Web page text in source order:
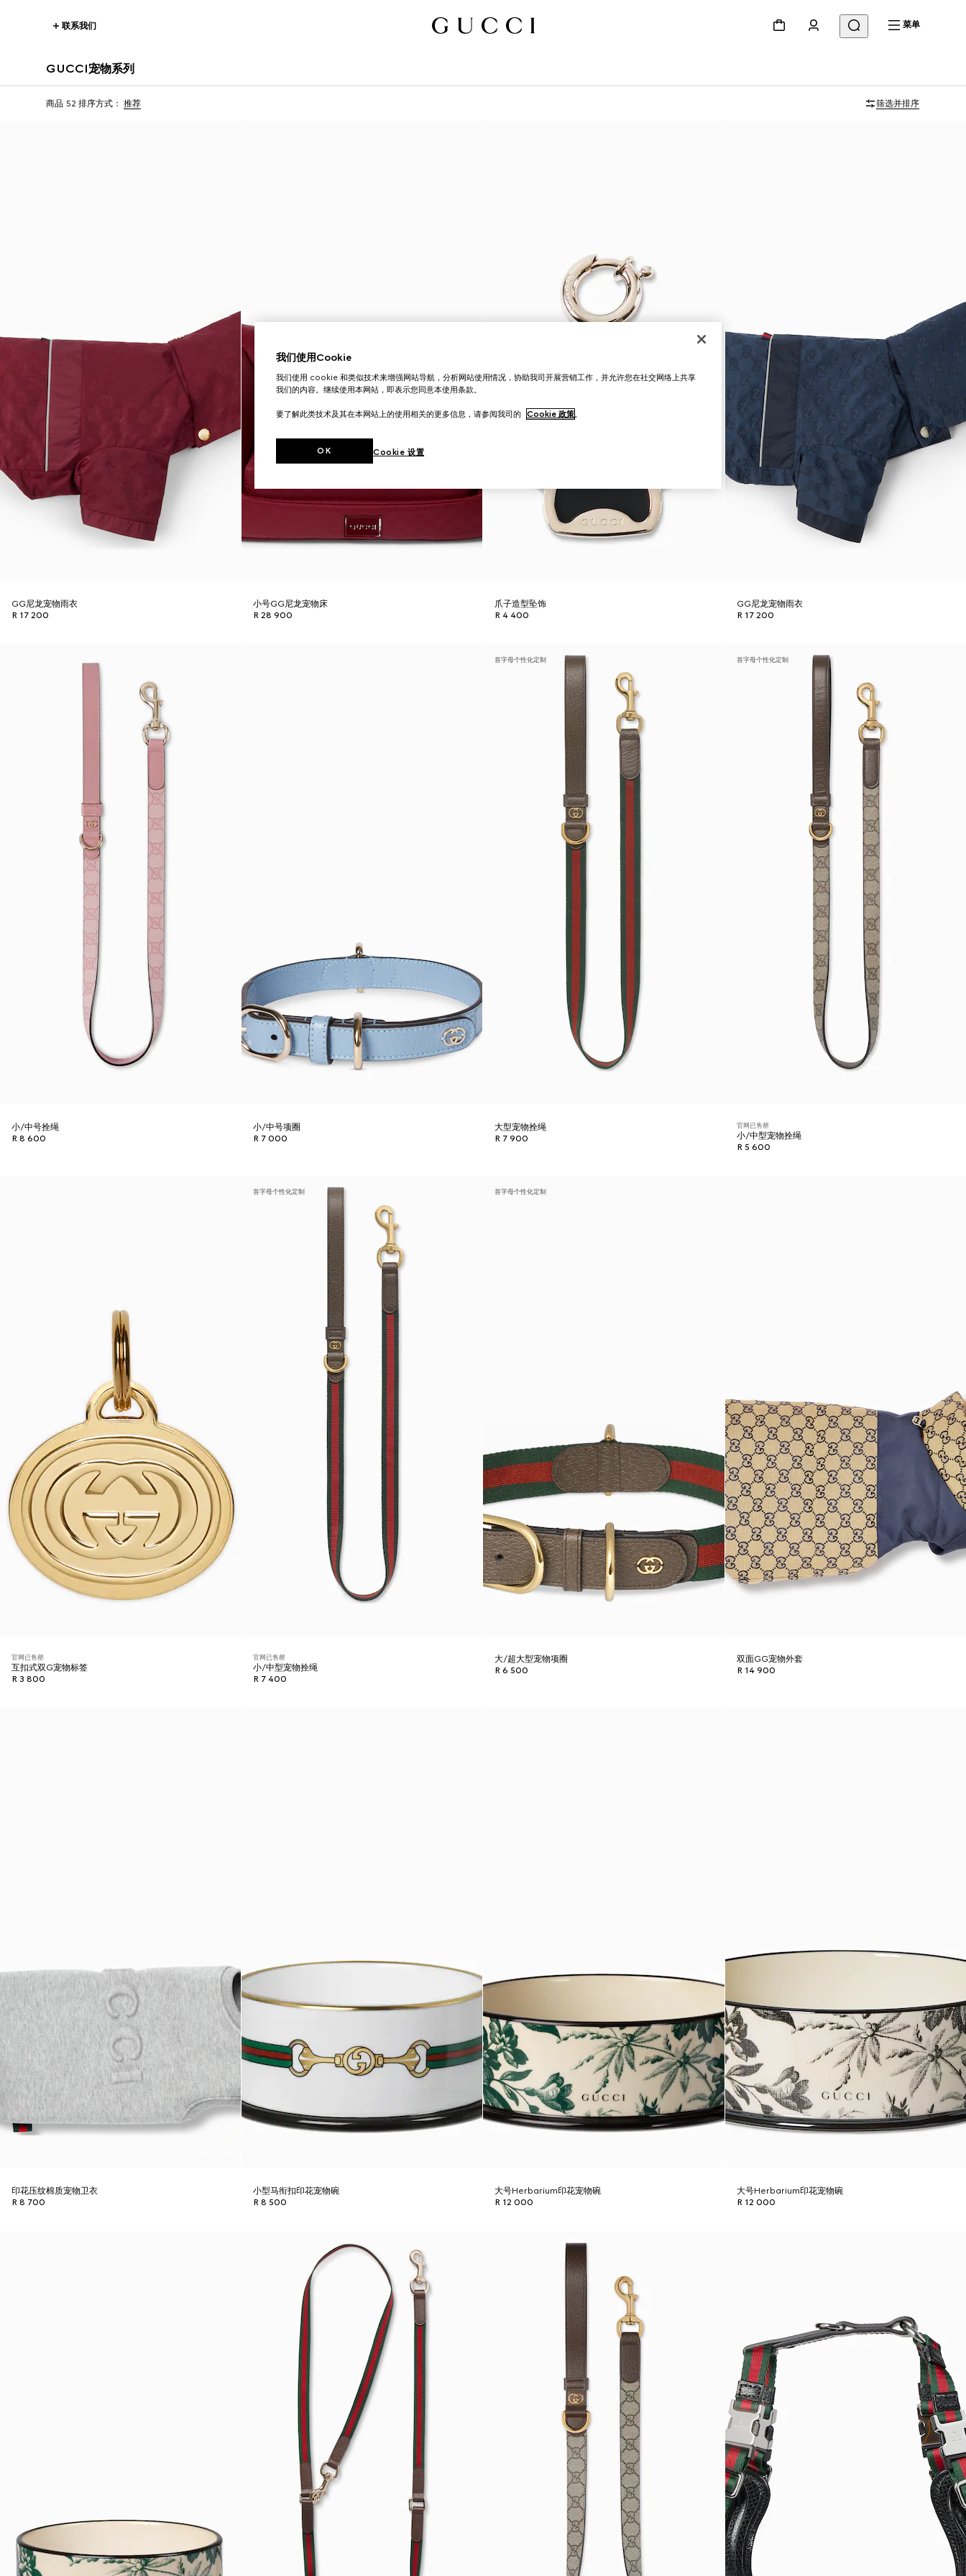
联系我们 菜单
GUCCI宠物系列
商品 52 排序方式： 推荐 筛选并排序
GG尼龙宠物雨衣
R 17 200
小号GG尼龙宠物床
R 28 900
爪子造型坠饰
R 4 400
GG尼龙宠物雨衣
R 17 200
小/中号拴绳
R 8 600
小/中号项圈
R 7 000
首字母个性化定制
大型宠物拴绳
R 7 900
首字母个性化定制
官网已售罄
小/中型宠物拴绳
R 5 600
官网已售罄
互扣式双G宠物标签
R 3 800
首字母个性化定制
官网已售罄
小/中型宠物拴绳
R 7 400
首字母个性化定制
大/超大型宠物项圈
R 6 500
双面GG宠物外套
R 14 900
印花压纹棉质宠物卫衣
R 8 700
小型马衔扣印花宠物碗
R 8 500
大号Herbarium印花宠物碗
R 12 000
大号Herbarium印花宠物碗
R 12 000
我们使用Cookie
我们使用 cookie 和类似技术来增强网站导航，分析网站使用情况，协助我司开展营销工作，并允许您在社交网络上共享
我们的内容。继续使用本网站，即表示您同意本使用条款。
要了解此类技术及其在本网站上的使用相关的更多信息，请参阅我司的 Cookie 政策。
Cookie 设置
OK